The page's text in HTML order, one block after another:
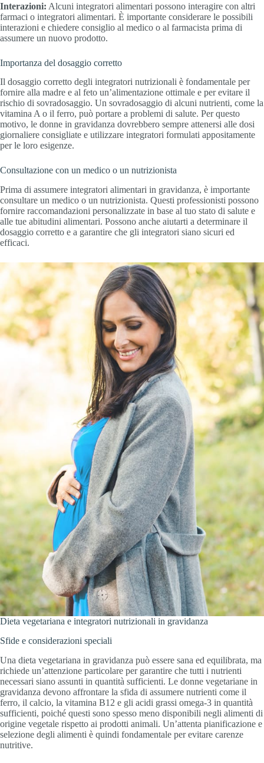
Interazioni: Alcuni integratori alimentari possono interagire con altri
farmaci o integratori alimentari. È importante considerare le possibili
interazioni e chiedere consiglio al medico o al farmacista prima di
assumere un nuovo prodotto.
Importanza del dosaggio corretto
Il dosaggio corretto degli integratori nutrizionali è fondamentale per
fornire alla madre e al feto un’alimentazione ottimale e per evitare il
rischio di sovradosaggio. Un sovradosaggio di alcuni nutrienti, come la
vitamina A o il ferro, può portare a problemi di salute. Per questo
motivo, le donne in gravidanza dovrebbero sempre attenersi alle dosi
giornaliere consigliate e utilizzare integratori formulati appositamente
per le loro esigenze.
Consultazione con un medico o un nutrizionista
Prima di assumere integratori alimentari in gravidanza, è importante
consultare un medico o un nutrizionista. Questi professionisti possono
fornire raccomandazioni personalizzate in base al tuo stato di salute e
alle tue abitudini alimentari. Possono anche aiutarti a determinare il
dosaggio corretto e a garantire che gli integratori siano sicuri ed
efficaci.
Dieta vegetariana e integratori nutrizionali in gravidanza
Sfide e considerazioni speciali
Una dieta vegetariana in gravidanza può essere sana ed equilibrata, ma
richiede un’attenzione particolare per garantire che tutti i nutrienti
necessari siano assunti in quantità sufficienti. Le donne vegetariane in
gravidanza devono affrontare la sfida di assumere nutrienti come il
ferro, il calcio, la vitamina B12 e gli acidi grassi omega-3 in quantità
sufficienti, poiché questi sono spesso meno disponibili negli alimenti di
origine vegetale rispetto ai prodotti animali. Un’attenta pianificazione e
selezione degli alimenti è quindi fondamentale per evitare carenze
nutritive.